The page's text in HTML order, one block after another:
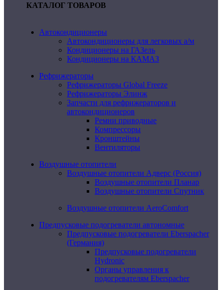
КАТАЛОГ ТОВАРОВ
Автокондиционеры
Автокондиционеры для легковых а/м
Кондиционеры на ГАЗель
Кондиционеры на КАМАЗ
Рефрижераторы
Рефрижераторы Global Freeze
Рефрижераторы Элинж
Запчасти для рефрижераторов и
автокондиционеров
Ремни приводные
Компрессоры
Кронштейны
Вентиляторы
Воздушные отопители
Воздушные отопители Адверс (Россия)
Воздушные отопители Планар
Воздушные отопители Спутник
Воздушные отопители AeroComfort
Предпусковые подогреватели автономные
Предпусковые подогреватели Eberspacher
(Германия)
Предпусковые подогреватели
Hydronic
Органы управления к
подогревателям Eberspacher